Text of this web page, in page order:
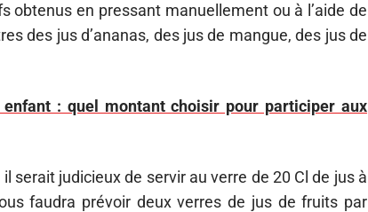
obtenus en pressant manuellement ou à l’aide de
des jus d’ananas, des jus de mangue, des jus de
: quel montant choisir pour participer aux
serait judicieux de servir au verre de 20 Cl de jus à
faudra prévoir deux verres de jus de fruits par